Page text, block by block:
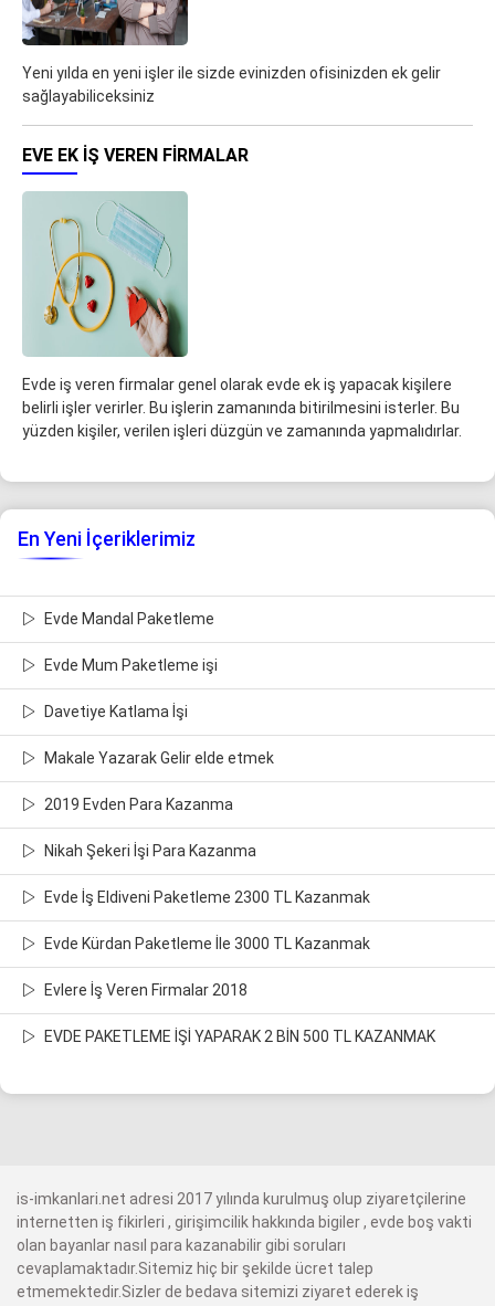
Yeni yılda en yeni işler ile sizde evinizden ofisinizden ek gelir
sağlayabiliceksiniz
EVE EK IŞ VEREN FIRMALAR
Evde iş veren firmalar genel olarak evde ek iş yapacak kişilere
belirli işler verirler. Bu işlerin zamanında bitirilmesini isterler. Bu
yüzden kişiler, verilen işleri düzgün ve zamanında yapmalıdırlar.
En Yeni İçeriklerimiz
Evde Mandal Paketleme
Evde Mum Paketleme işi
Davetiye Katlama İşi
Makale Yazarak Gelir elde etmek
2019 Evden Para Kazanma
Nikah Şekeri İşi Para Kazanma
Evde İş Eldiveni Paketleme 2300 TL Kazanmak
Evde Kürdan Paketleme İle 3000 TL Kazanmak
Evlere İş Veren Firmalar 2018
EVDE PAKETLEME İŞİ YAPARAK 2 BİN 500 TL KAZANMAK
is-imkanlari.net adresi 2017 yılında kurulmuş olup ziyaretçilerine
internetten iş fikirleri , girişimcilik hakkında bigiler , evde boş vakti
olan bayanlar nasıl para kazanabilir gibi soruları
cevaplamaktadır.Sitemiz hiç bir şekilde ücret talep
etmemektedir.Sizler de bedava sitemizi ziyaret ederek iş